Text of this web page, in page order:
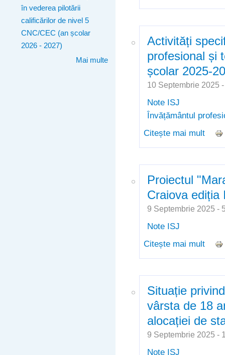
în vederea pilotării
calificărilor de nivel 5
CNC/CEC (an școlar
2026 - 2027)
Mai multe
Activități
profesional și
școlar 2025-
10 Septembrie
Note ISJ
Învățământul
Citește mai mult
Proiectul
Craiova ediția
9 Septembrie 2025
Note ISJ
Citește mai mult
Situație
vârsta de 18
alocației de
9 Septembrie 2025
Note ISJ